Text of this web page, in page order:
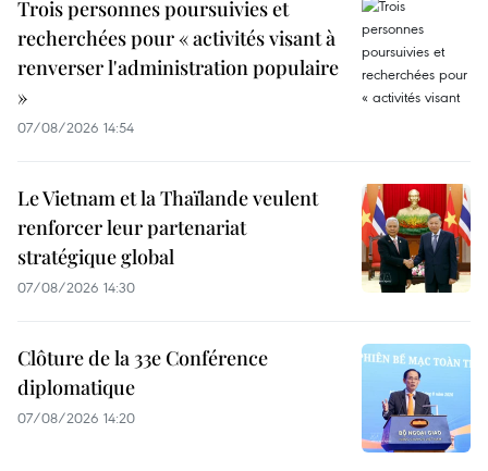
Trois personnes poursuivies et
recherchées pour « activités visant à
renverser l'administration populaire
»
07/08/2026 14:54
Le Vietnam et la Thaïlande veulent
renforcer leur partenariat
stratégique global
07/08/2026 14:30
Clôture de la 33e Conférence
diplomatique
07/08/2026 14:20